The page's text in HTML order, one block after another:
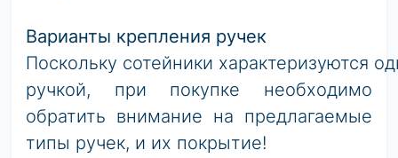
Варианты крепления ручек
Поскольку сотейники характеризуются
ручкой, при покупке необходимо
обратить внимание на предлагаемые
типы ручек, и их покрытие!